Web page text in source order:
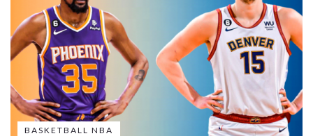
BASKETBALL NBA